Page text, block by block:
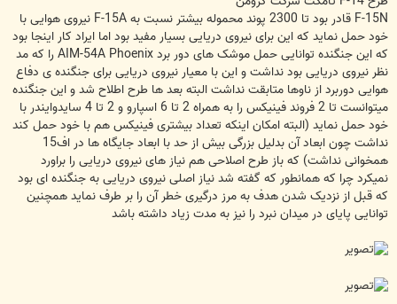
F-15N قادر بود تا 2300 پوند محموله بیشتر نسبت به F-15A نیروی هوایی با
خود حمل نماید که این برای نیروی دریایی بسیار مفید بود اما ایراد کار اینجا بود
که این جنگنده توانایی حمل موشک های دور برد AIM-54A Phoenix را که مد
نظر نیروی دریایی بود نداشت و این با معیار نیروی دریایی برای جنگنده ی دفاع
هوایی دوربرد از ناوها متابقت نداشت البته بعد ها طرح اطلاح شد و این جنگنده
میتوانست تا 2 فروند فینیکس را به همراه 2 تا 6 اسپارو و 2 تا 4 سایدوایندر با
خود حمل نماید (البته امکان اینکه تعداد بیشتری فینیکس هم با خود حمل کند
نداشت چون ابعاد آن بدلیل بزرگی بیش از حد با ابعاد جایگاه ها در اف15
همخوانی نداشت) که باز طرح اصلاحی هم نیاز های نیروی دریایی را براورد
نمیکرد چرا که همانطور که گفته شد نیاز اصلی نیروی دریایی به جنگنده ای بود
که قبل از نزدیک شدن هدف به مرز درگیری خطر آن را بر طرف نماید همچنین
توانایی پایای در میدان نبرد را نیز به مدت زیاد داشته باشد